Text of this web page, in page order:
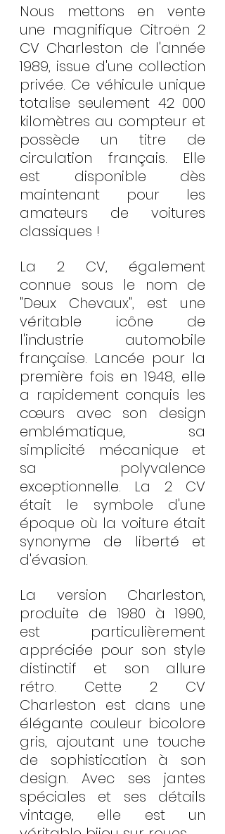
Nous mettons en vente
une magnifique Citroën 2
CV Charleston de l'année
1989, issue d'une collection
privée. Ce véhicule unique
totalise seulement 42 000
kilomètres au compteur et
possède un titre de
circulation français. Elle
est disponible dès
maintenant pour les
amateurs de voitures
classiques !
La 2 CV, également
connue sous le nom de
"Deux Chevaux", est une
véritable icône de
l'industrie automobile
française. Lancée pour la
première fois en 1948, elle
a rapidement conquis les
cœurs avec son design
emblématique, sa
simplicité mécanique et
sa polyvalence
exceptionnelle. La 2 CV
était le symbole d'une
époque où la voiture était
synonyme de liberté et
d'évasion.
La version Charleston,
produite de 1980 à 1990,
est particulièrement
appréciée pour son style
distinctif et son allure
rétro. Cette 2 CV
Charleston est dans une
élégante couleur bicolore
gris, ajoutant une touche
de sophistication à son
design. Avec ses jantes
spéciales et ses détails
vintage, elle est un